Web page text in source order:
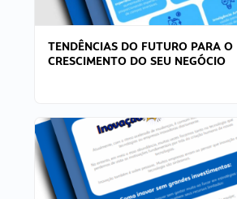
TENDÊNCIAS DO FUTURO PARA O
CRESCIMENTO DO SEU NEGÓCIO